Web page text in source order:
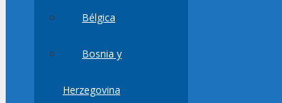
Bélgica
Bosnia y
Herzegovina